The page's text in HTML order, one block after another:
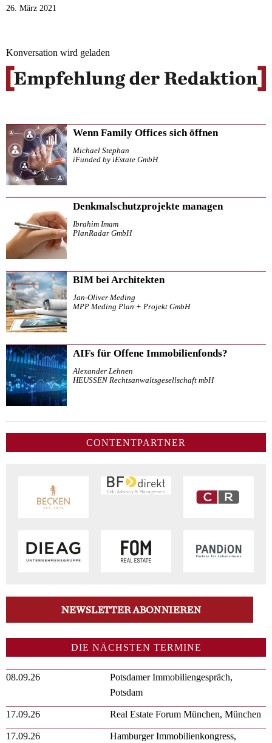
26. März 2021
Konversation wird geladen
Wenn Family Offices sich öffnen
Michael Stephan
iFunded by iEstate GmbH
Denkmalschutzprojekte managen
Ibrahim Imam
PlanRadar GmbH
BIM bei Architekten
Jan-Oliver Meding
MPP Meding Plan + Projekt GmbH
AIFs für Offene Immobilienfonds?
Alexander Lehnen
HEUSSEN Rechtsanwaltsgesellschaft mbH
CONTENTPARTNER
DIE NÄCHSTEN TERMINE
08.09.26
Potsdamer Immobiliengespräch,
Potsdam
17.09.26 Real Estate Forum München, München
17.09.26 Hamburger Immobilienkongress,